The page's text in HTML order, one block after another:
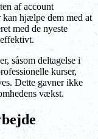
af account
kan hjælpe dem med at
med de nyeste
såsom deltagelse i
kurser,
Dette gavner ikke
vækst.